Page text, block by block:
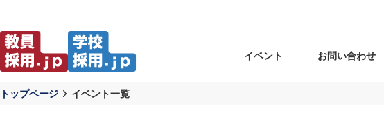
イベント お問い合わせ
トップページ イベント一覧